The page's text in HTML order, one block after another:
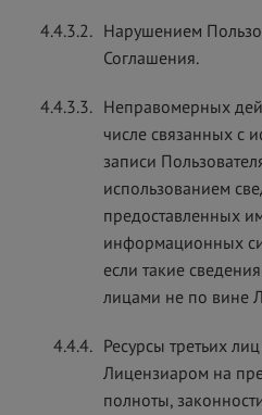
4.4.3.2. Нарушением
Соглашения.
4.4.3.3. Неправомерных
числе связанных с
записи
использованием
предоставленных
информационных
если такие
лицами не по вине
4.4.4. Ресурсы третьих
Лицензиаром на
полноты,